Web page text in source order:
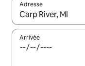
Adresse
Lorsque les
Arrivée